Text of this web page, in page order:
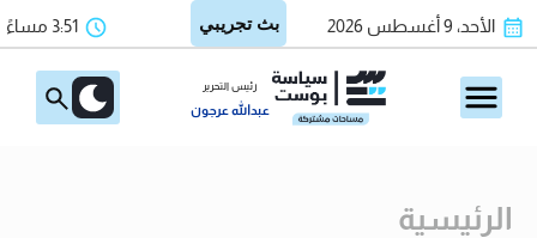
الأحد، 9 أغسطس 2026 3:51 مساءً
رئيس التحرير
عبدالله عرجون
الرئيسية